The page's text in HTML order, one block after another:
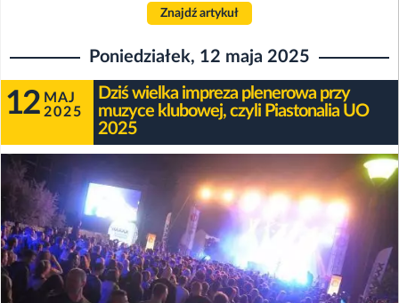
Znajdź artykuł
Poniedziałek, 12 maja 2025
12 MAJ
2025
Dziś wielka impreza plenerowa przy
muzyce klubowej, czyli Piastonalia UO
2025